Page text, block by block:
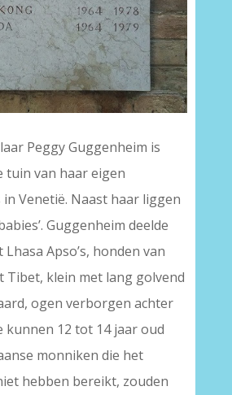
Peggy Guggenheim is
tuin van haar eigen
Venetië. Naast haar liggen
Guggenheim deelde
Apso’s, honden van
Tibet, klein met lang golvend
ogen verborgen achter
kunnen 12 tot 14 jaar oud
monniken die het
hebben bereikt, zouden